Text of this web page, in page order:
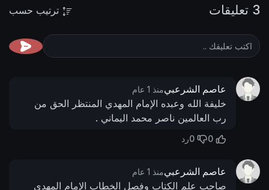
3 تعليقات ترتيب حسب
عاصم الشرعبيمنذ 1 عام
خليفة الله وعبده الإمام المهدي المنتظر الحق من
رب العالمين ناصر محمد اليماني .
0
0رد
عاصم الشرعبيمنذ 1 عام
صاحب علم الكتاب وفصل الخطاب الإمام المهدي